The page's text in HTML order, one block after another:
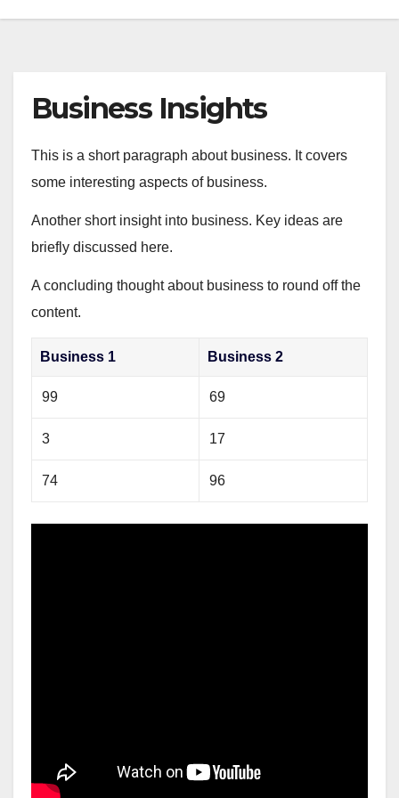
Business Insights
This is a short paragraph about business. It covers
some interesting aspects of business.
Another short insight into business. Key ideas are
briefly discussed here.
A concluding thought about business to round off the
content.
Business 1 Business 2
99 69
3 17
74 96